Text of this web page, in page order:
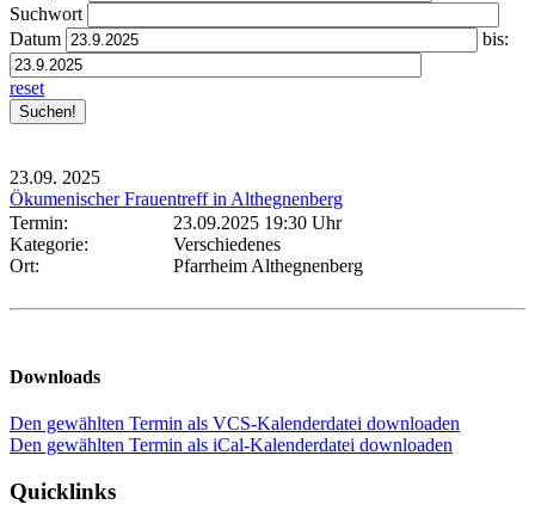
Suchwort
Datum
bis:
reset
23.09. 2025
Ökumenischer Frauentreff in Althegnenberg
Termin:
23.09.2025 19:30 Uhr
Kategorie:
Verschiedenes
Ort:
Pfarrheim Althegnenberg
Downloads
Den gewählten Termin als VCS-Kalenderdatei downloaden
Den gewählten Termin als iCal-Kalenderdatei downloaden
Quicklinks